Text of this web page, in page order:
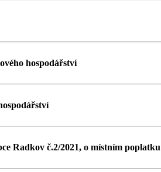
hospodářství
Radkov č.2/2021, o místním poplatku